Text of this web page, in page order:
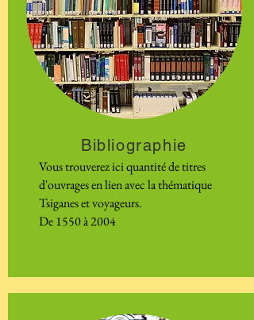
Bibliographie
Vous trouverez ici quantité de titres
d'ouvrages en lien avec la thématique
Tsiganes et voyageurs.
De 1550 à 2004